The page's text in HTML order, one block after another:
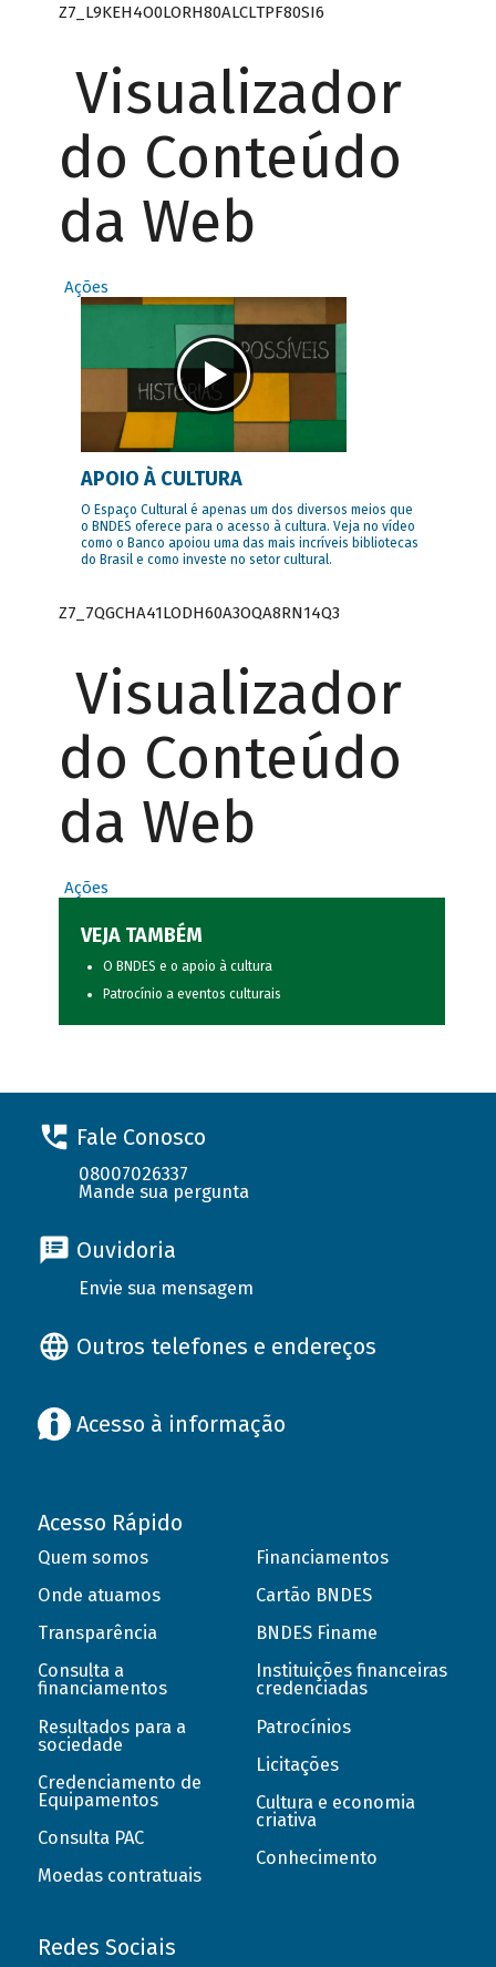
Z7_L9KEH4O0LORH80ALCLTPF80SI6
Visualizador
do Conteúdo
da Web
Ações
APOIO À CULTURA
O Espaço Cultural é apenas um dos diversos meios que
o BNDES oferece para o acesso à cultura. Veja no vídeo
como o Banco apoiou uma das mais incríveis bibliotecas
do Brasil e como investe no setor cultural.
Z7_7QGCHA41LODH60A3OQA8RN14Q3
Visualizador
do Conteúdo
da Web
Ações
VEJA TAMBÉM
O BNDES e o apoio à cultura
Patrocínio a eventos culturais
Fale Conosco
08007026337
Mande sua pergunta
Ouvidoria
Envie sua mensagem
Outros telefones e endereços
Acesso à informação
Acesso Rápido
Quem somos
Onde atuamos
Transparência
Consulta a
financiamentos
Resultados para a
sociedade
Credenciamento de
Equipamentos
Consulta PAC
Moedas contratuais
Financiamentos
Cartão BNDES
BNDES Finame
Instituições financeiras
credenciadas
Patrocínios
Licitações
Cultura e economia
criativa
Conhecimento
Redes Sociais